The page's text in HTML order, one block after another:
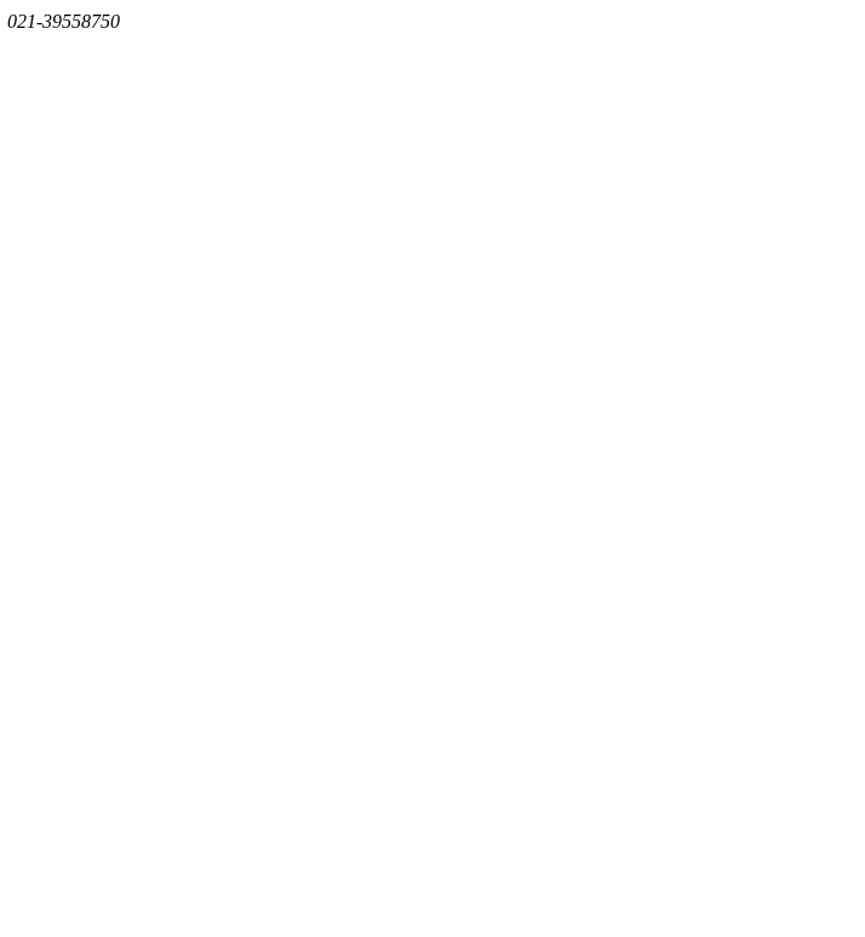
021-39558750